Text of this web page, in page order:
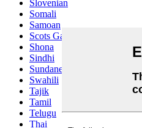
Slovenian
Somali
Samoan
Scots Gaelic
Shona
Sindhi
Sundanese
Swahili
Tajik
Tamil
Telugu
Thai